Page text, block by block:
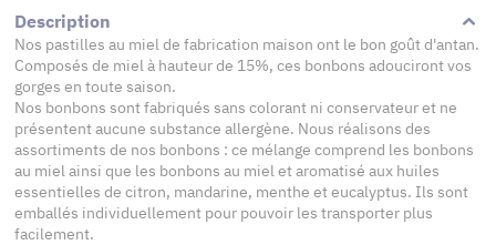
Description
Nos pastilles au miel de fabrication maison ont le bon goût d'antan.
​Composés de miel à hauteur de 15%, ces bonbons adouciront vos
gorges en toute saison.
​Nos bonbons sont fabriqués sans colorant ni conservateur et ne
présentent aucune substance allergène. Nous réalisons des
assortiments de nos bonbons : ce mélange comprend les bonbons
au miel ainsi que les bonbons au miel et aromatisé aux huiles
essentielles de citron, mandarine, menthe et eucalyptus. Ils sont
emballés individuellement pour pouvoir les transporter plus
facilement.